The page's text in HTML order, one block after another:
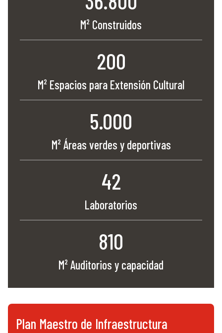
M² Construidos
200
M² Espacios para Extensión Cultural
5.000
M² Áreas verdes y deportivas
42
Laboratorios
810
M² Auditorios y capacidad
Plan Maestro de Infraestructura